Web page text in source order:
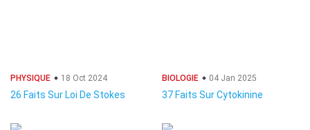
PHYSIQUE 18 Oct 2024
26 Faits Sur Loi De Stokes
BIOLOGIE 04 Jan 2025
37 Faits Sur Cytokinine